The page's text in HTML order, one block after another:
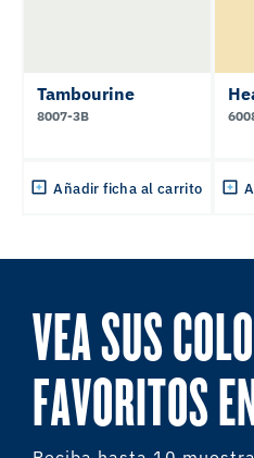
Tambourine
8007-3B
Añadir ficha al carrito
VEA SUS
FAVORITOS